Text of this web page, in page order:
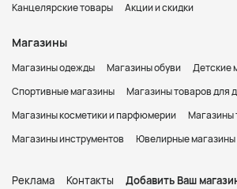
Канцелярские товары
Акции и скидки
Магазины
Магазины одежды Магазины обуви
Детские
Спортивные магазины
Магазины товаров для
Магазины косметики и парфюмерии
Магазины
Магазины инструментов
Ювелирные магазины
Реклама Контакты Добавить Ваш